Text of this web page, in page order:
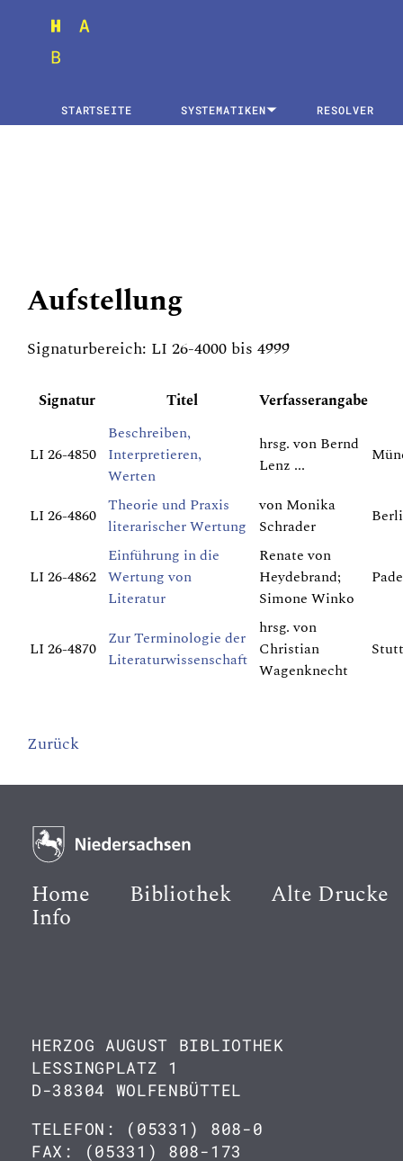
STARTSEITE SYSTEMATIKEN RESOLVER
Aufstellung
Signaturbereich: LI 26-4000 bis 4999
Signatur Titel Verfasserangabe
LI 26-4850
Beschreiben,
Interpretieren,
Werten
hrsg. von Bernd
Lenz ...
LI 26-4860 Theorie und Praxis
literarischer Wertung
von Monika
Schrader
LI 26-4862
Einführung in die
Wertung von
Literatur
Renate von
Heydebrand;
Simone Winko
LI 26-4870 Zur Terminologie der
Literaturwissenschaft
hrsg. von
Christian
Wagenknecht
Zurück
Home Bibliothek Alte Drucke
Info
HERZOG AUGUST BIBLIOTHEK
LESSINGPLATZ 1
D-38304 WOLFENBÜTTEL
TELEFON: (05331) 808-0
FAX: (05331) 808-173